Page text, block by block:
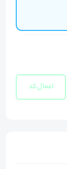
اعمال کد